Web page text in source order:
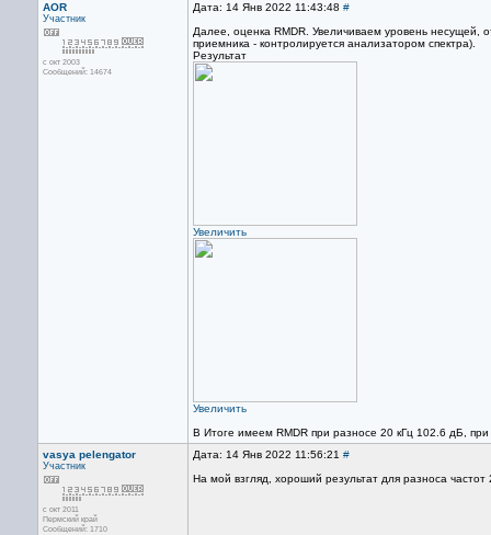
AOR
Участник
с окт 2003
Сообщений: 14674
Дата: 14 Янв 2022 11:43:48 #
Далее, оценка RMDR. Увеличиваем уровень
приемника - контролируется анализатором спектра).
Результат
Увеличить
Увеличить
В Итоге имеем RMDR при разносе 20 кГц 102.6 дБ,
vasya pelengator
Участник
с окт 2011
Пермский край
Сообщений: 1710
Дата: 14 Янв 2022 11:56:21 #
На мой взгляд, хороший результат для разноса частот